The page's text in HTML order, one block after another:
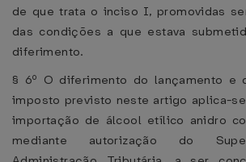
de que trata o inciso I, promovidas
das condições a que estava
diferimento.
§ 6º O diferimento do lançamento e
imposto previsto neste artigo aplica-
importação de álcool etílico anidro
mediante autorização do